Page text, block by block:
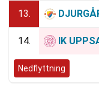
13.
14. IK
Nedflyttning